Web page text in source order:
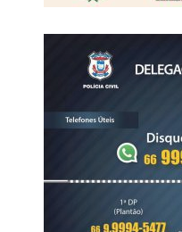
WhatsApp
autorregulação
como ela irá se
“Quando a infância
que conflitos são
elevação da voz, a
em suas relações,
eficaz de conseguir o
diálogo, empatia e
força ou pelo medo”,